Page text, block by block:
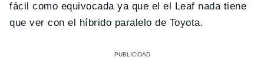
fácil como equivocada ya que el el Leaf nada tiene
que ver con el híbrido paralelo de Toyota.